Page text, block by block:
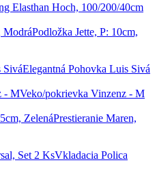
Elasthan Hoch, 100/200/40cm
Podložka Jette, P: 10cm,
Elegantná Pohovka Luis Sivá
Veko/pokrievka Vinzenz - M
Prestieranie Maren,
Vkladacia Polica